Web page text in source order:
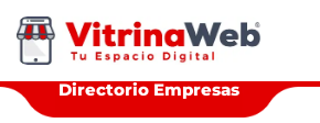
Directorio Empresas